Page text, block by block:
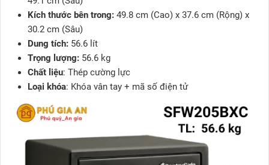
Kích thước bên trong: 49.8 cm (Cao) x 37.6 cm (Rộng) x
30.2 cm (Sâu)
Dung tích: 56.6 lít
Trọng lượng: 56.6 kg
Chất liệu: Thép cường lực
Loại khóa: Khóa vân tay + mã số điện tử